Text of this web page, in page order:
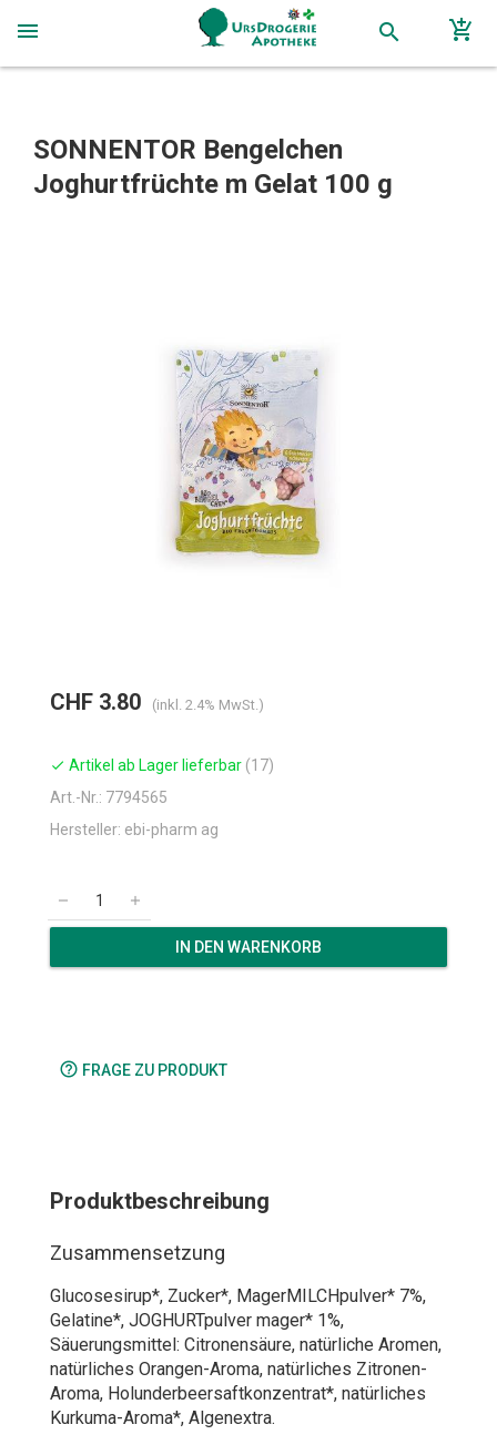
menu search add_shopping_cart
SONNENTOR Bengelchen
Joghurtfrüchte m Gelat 100 g
CHF 3.80 (inkl. 2.4% MwSt.)
check Artikel ab Lager lieferbar (17)
Art.-Nr.: 7794565
Hersteller: ebi-pharm ag
remove add
IN DEN WARENKORB
help_outline FRAGE ZU PRODUKT
Produktbeschreibung
Zusammensetzung
Glucosesirup*, Zucker*, MagerMILCHpulver* 7%,
Gelatine*, JOGHURTpulver mager* 1%,
Säuerungsmittel: Citronensäure, natürliche Aromen,
natürliches Orangen-Aroma, natürliches Zitronen-
Aroma, Holunderbeersaftkonzentrat*, natürliches
Kurkuma-Aroma*, Algenextra.